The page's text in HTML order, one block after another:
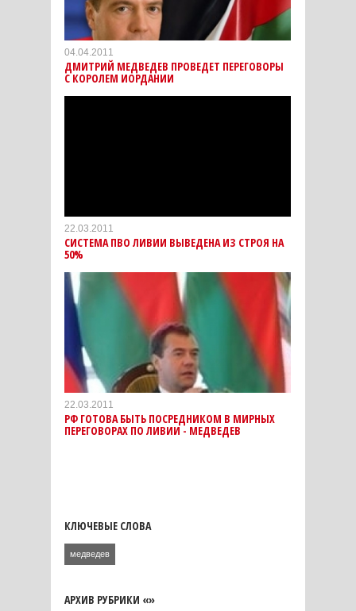
04.04.2011
ДМИТРИЙ МЕДВЕДЕВ ПРОВЕДЕТ ПЕРЕГОВОРЫ
С КОРОЛЕМ ИОРДАНИИ
22.03.2011
СИСТЕМА ПВО ЛИВИИ ВЫВЕДЕНА ИЗ СТРОЯ НА
50%
22.03.2011
РФ ГОТОВА БЫТЬ ПОСРЕДНИКОМ В МИРНЫХ
ПЕРЕГОВОРАХ ПО ЛИВИИ - МЕДВЕДЕВ
КЛЮЧЕВЫЕ СЛОВА
медведев
АРХИВ РУБРИКИ «»